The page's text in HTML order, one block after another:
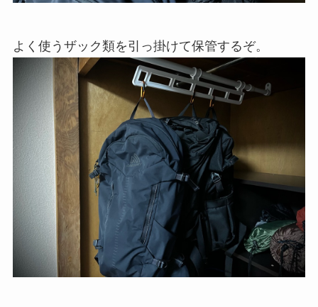
よく使うザック類を引っ掛けて保管するぞ。